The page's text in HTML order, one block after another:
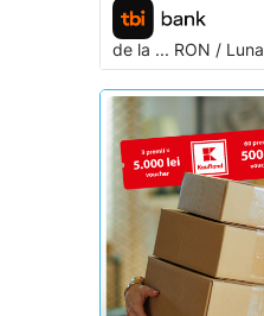
de la ... RON / Luna